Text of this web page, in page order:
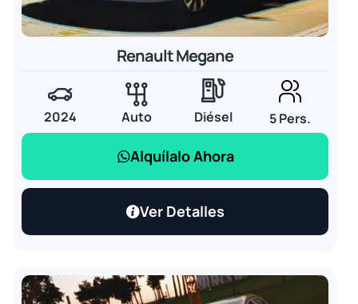
Renault Megane
2024 Auto Diésel 5 Pers.
Alquílalo Ahora
Ver Detalles